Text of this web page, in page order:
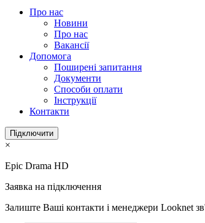
Про нас
Новини
Про нас
Вакансії
Допомога
Поширені запитання
Документи
Способи оплати
Інструкції
Контакти
Підключити
×
Epic Drama HD
Заявка на підключення
Залиште Ваші контакти і менеджери Looknet